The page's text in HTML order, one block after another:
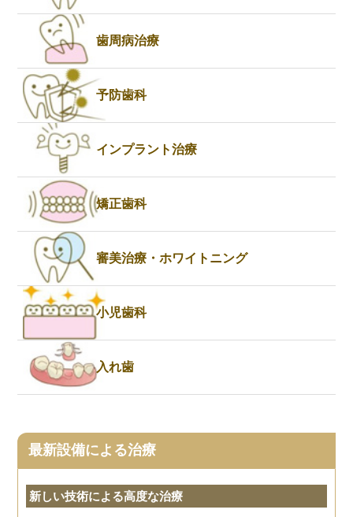
歯周病治療
予防歯科
インプラント治療
矯正歯科
審美治療・ホワイトニング
小児歯科
入れ歯
最新設備による治療
新しい技術による高度な治療